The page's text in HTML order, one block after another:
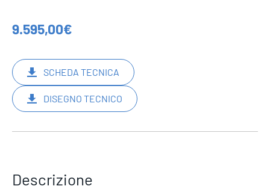
9.595,00€
SCHEDA TECNICA
DISEGNO TECNICO
Descrizione